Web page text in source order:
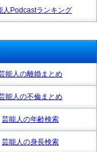
人Podcastランキング
能人の離婚まとめ
能人の不倫まとめ
芸能人の年齢検索
芸能人の身長検索